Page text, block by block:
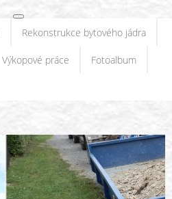
Rekonstrukce bytového jádra
Výkopové práce Fotoalbum